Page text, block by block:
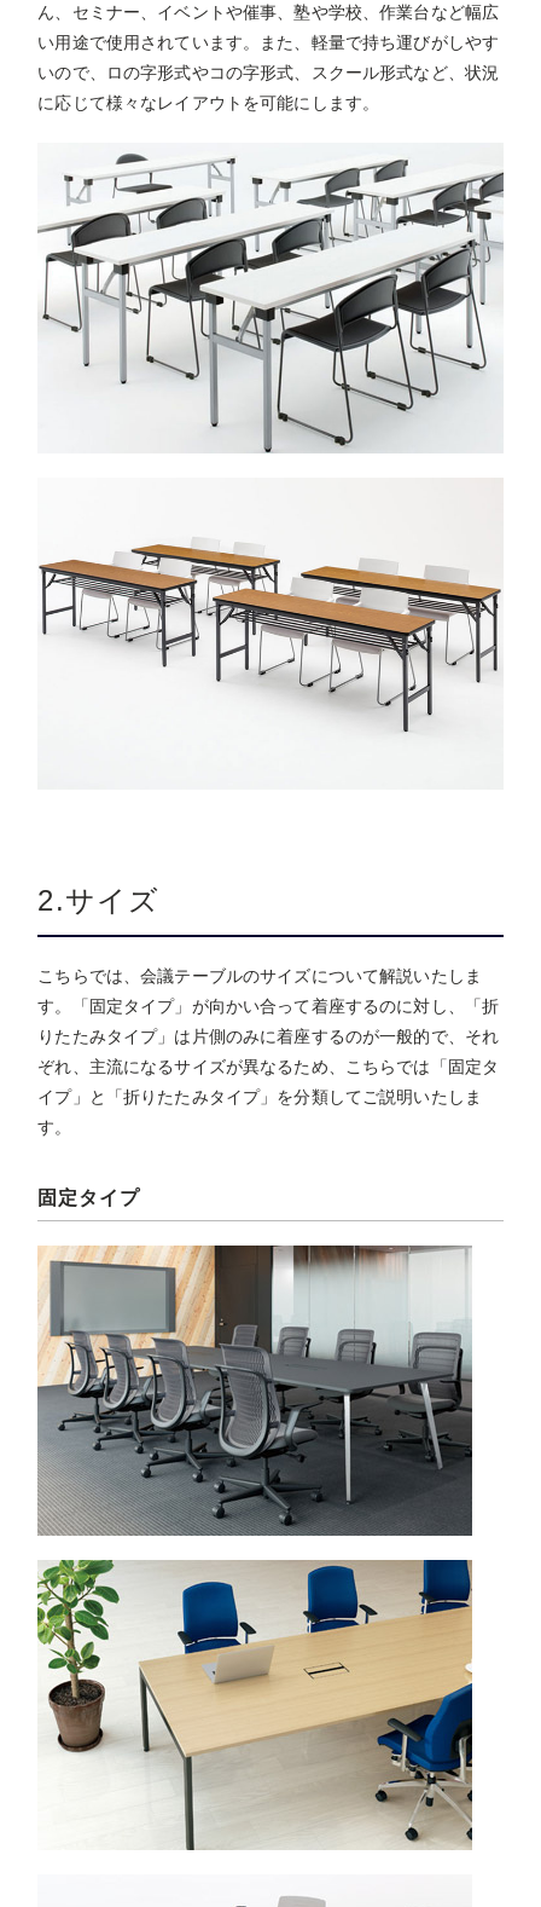
ん、セミナー、イベントや催事、塾や学校、作業台など幅広
い用途で使用されています。また、軽量で持ち運びがしやす
いので、ロの字形式やコの字形式、スクール形式など、状況
に応じて様々なレイアウトを可能にします。
2.サイズ
こちらでは、会議テーブルのサイズについて解説いたしま
す。「固定タイプ」が向かい合って着座するのに対し、「折
りたたみタイプ」は片側のみに着座するのが一般的で、それ
ぞれ、主流になるサイズが異なるため、こちらでは「固定タ
イプ」と「折りたたみタイプ」を分類してご説明いたしま
す。
固定タイプ